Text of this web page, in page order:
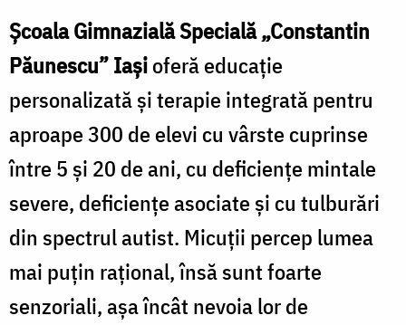
Școala Gimnazială Specială „Constantin
Păunescu” Iașioferă educație
personalizată și terapie integrată pentru
aproape 300 de elevi cu vârste cuprinse
între 5 și 20 de ani, cu deficiențe mintale
severe, deficiențe asociate și cu tulburări
din spectrul autist. Micuții percep lumea
mai puțin rațional, însă sunt foarte
senzoriali, așa încât nevoia lor de